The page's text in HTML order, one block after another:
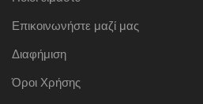
Επικοινωνήστε μαζί μας
Διαφήμιση
Όροι Χρήσης